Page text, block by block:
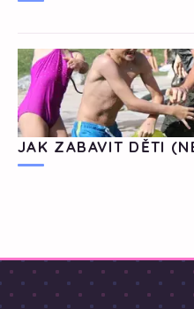
JAK ZABAVIT DĚTI